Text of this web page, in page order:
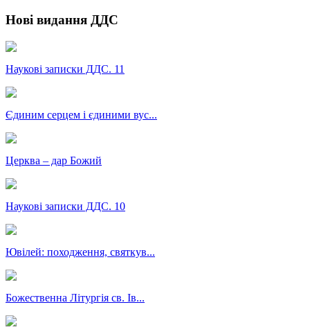
Нові видання ДДС
Наукові записки ДДС. 11
Єдиним серцем і єдиними вус...
Церква – дар Божий
Наукові записки ДДС. 10
Ювілей: походження, святкув...
Божественна Літургія св. Ів...